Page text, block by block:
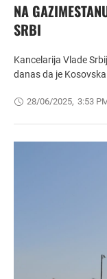
NA
SRBI
Kancelarija Vlade
danas da je
28/06/2025, 3:53